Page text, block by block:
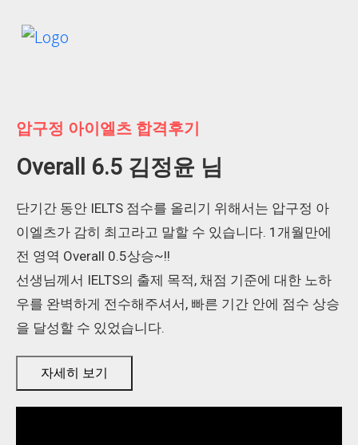
압구정 아이엘츠 합격후기
Overall 6.5 김정윤 님
단기간 동안 IELTS 점수를 올리기 위해서는 압구정 아
이엘츠가 감히 최고라고 말할 수 있습니다. 1개월만에
전 영역 Overall 0.5상승~!!
선생님께서 IELTS의 출제 목적, 채점 기준에 대한 노하
우를 완벽하게 전수해주셔서, 빠른 기간 안에 점수 상승
을 달성할 수 있었습니다.
자세히 보기